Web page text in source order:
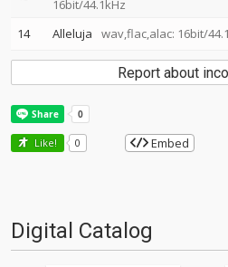
16bit/44.1kHz
14 Alleluja wav,flac,alac: 16bit/
Report about
Like! 0 Embed
Digital Catalog